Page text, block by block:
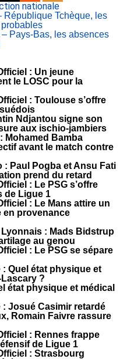
nationale
République Tchèque, les
Pays-Bas, les absences
: Un jeune
le LOSC pour la
: Toulouse s’offre
Ndjantou signe son
aux ischio-jambiers
Mohamed Bamba
avant le match contre
: Paul Pogba et Ansu Fati
prend du retard
: Le PSG s’offre
de Ligue 1
: Le Mans attire un
en provenance
: Mads Bidstrup
au genou
: Le PSG se sépare
Quel état physique et
?
état physique et médical
: Josué Casimir retardé
Romain Faivre rassure
: Rennes frappe
de Ligue 1
: Strasbourg